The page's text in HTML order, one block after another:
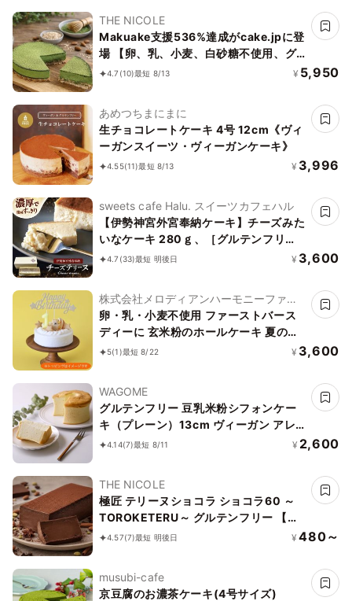
THE NICOLE
Makuake支援536%達成がcake.jpに登
場 【卵、乳、小麦、白砂糖不使用、グ
ルテンフリースイーツ】タルト濃抹茶
ィーガンスイーツ》＜
Makuake×Cake.jp アタラシイケーキ
発見プロジェクト＞《無添加》《アレル
ギー配慮》
4.7 (10)最短 8/13 ¥ 5,950
あめつちまにまに
生チョコレートケーキ 4号 12cm《ヴィ
ーガンスイーツ・ヴィーガンケーキ》
4.55(11)最短 8/13 ¥ 3,996
sweets cafe Halu. スイーツカフェハル
【伊勢神宮外宮奉納ケーキ】チーズみた
いなケーキ 280ｇ、［グルテンフリ
ー］魔法の チーズテリーヌ チーズケー
4.7 (33)最短 明後日 ¥ 3,600
株式会社メロディアンハーモニーファイ
ン
卵・乳・小麦不使用 ファーストバース
ディーに 玄米粉のホールケーキ 夏の贈
り物に
5(1)最短 8/22 ¥ 3,600
WAGOME
グルテンフリー 豆乳米粉シフォンケー
キ（プレーン）13cm ヴィーガン アレ
ルギー対応 小麦なし 卵なし 乳なし《ヴ
4.14(7)最短 8/11 ¥ 2,600
THE NICOLE
極匠 テリーヌショコラ ショコラ60 ～
TOROKETERU～ グルテンフリー 【濃
厚な口溶けは美味さとなる】・・・【美
4.57(7)最短 明後日 ¥ 480～
musubi-cafe
京豆腐のお濃茶ケーキ(4号サイズ)